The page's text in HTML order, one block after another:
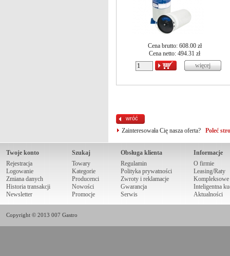
Cena brutto: 608.00 zł
Cena netto: 494.31 zł
wróć
Zainteresowała Cię nasza oferta? Poleć
Twoje konto
Rejestracja
Logowanie
Zmiana danych
Historia transakcji
Newsletter
Szukaj
Towary
Kategorie
Producenci
Nowości
Promocje
Obsługa klienta
Regulamin
Polityka prywatności
Zwroty i reklamacje
Gwarancja
Serwis
Informacje
O firmie
Leasing/Raty
Kompleksowe
Inteligentna
Aktualności
Copyright © 2013 007 Gastro